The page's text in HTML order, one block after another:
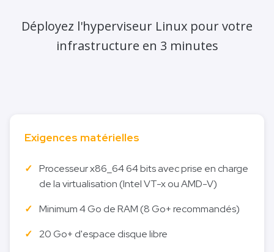
Déployez l'hyperviseur Linux pour votre
infrastructure en 3 minutes
Exigences matérielles
Processeur x86_64 64 bits avec prise en charge
de la virtualisation (Intel VT-x ou AMD-V)
Minimum 4 Go de RAM (8 Go+ recommandés)
20 Go+ d'espace disque libre